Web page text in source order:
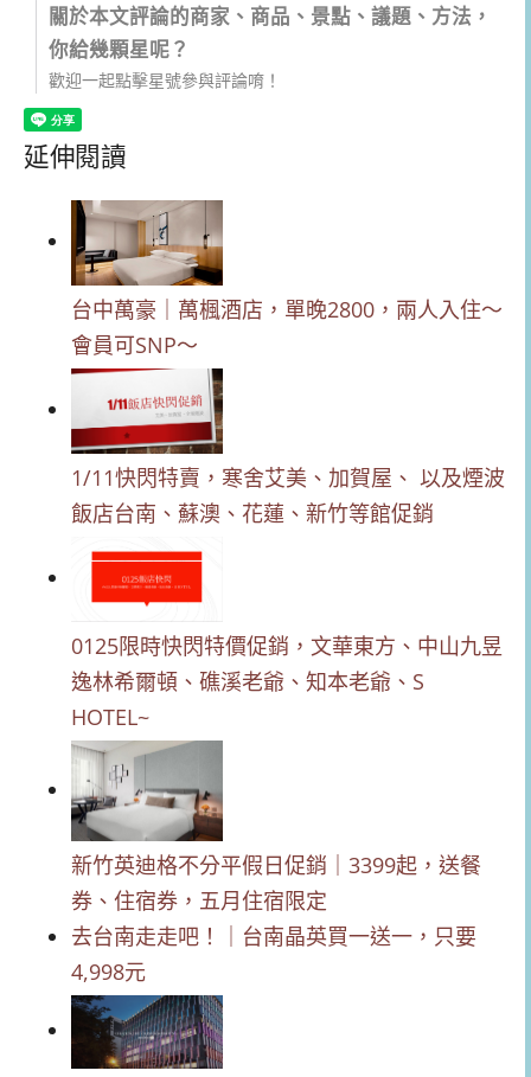
關於本文評論的商家、商品、景點、議題、方法，
你給幾顆星呢？
歡迎一起點擊星號參與評論唷！
延伸閱讀
台中萬豪｜萬楓酒店，單晚2800，兩人入住～
會員可SNP～
1/11快閃特賣，寒舍艾美、加賀屋、 以及煙波
飯店台南、蘇澳、花蓮、新竹等館促銷
0125限時快閃特價促銷，文華東方、中山九昱
逸林希爾頓、礁溪老爺、知本老爺、S
HOTEL~
新竹英迪格不分平假日促銷｜3399起，送餐
券、住宿券，五月住宿限定
去台南走走吧！｜台南晶英買一送一，只要
4,998元